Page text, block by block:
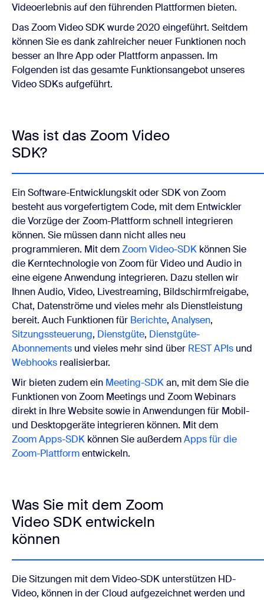
Videoerlebnis auf den führenden Plattformen bieten.
Das Zoom Video SDK wurde 2020 eingeführt. Seitdem
können Sie es dank zahlreicher neuer Funktionen noch
besser an Ihre App oder Plattform anpassen. Im
Folgenden ist das gesamte Funktionsangebot unseres
Video SDKs aufgeführt.
Was ist das Zoom Video
SDK?
Ein Software-Entwicklungskit oder SDK von Zoom
besteht aus vorgefertigtem Code, mit dem Entwickler
die Vorzüge der Zoom-Plattform schnell integrieren
können. Sie müssen dann nicht alles neu
programmieren. Mit demZoom Video-SDK können Sie
die Kerntechnologie von Zoom für Video und Audio in
eine eigene Anwendung integrieren. Dazu stellen wir
Ihnen Audio, Video, Livestreaming, Bildschirmfreigabe,
Chat, Datenströme und vieles mehr als Dienstleistung
bereit. Auch Funktionen für Berichte, Analysen,
Sitzungssteuerung, Dienstgüte, Dienstgüte-
Abonnements und vieles mehr sind über REST APIs und
Webhooks realisierbar.
Wir bieten zudem ein Meeting-SDKan, mit dem Sie die
Funktionen von Zoom Meetings und Zoom Webinars
direkt in Ihre Website sowie in Anwendungen für Mobil-
und Desktopgeräte integrieren können. Mit dem
Zoom Apps-SDK können Sie außerdemApps für die
Zoom-Plattformentwickeln.
Was Sie mit dem Zoom
Video SDK entwickeln
können
Die Sitzungen mit dem Video-SDK unterstützen HD-
Video, können in der Cloud aufgezeichnet werden und